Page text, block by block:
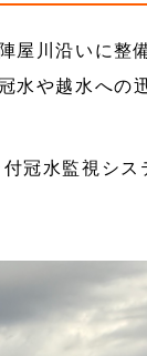
屋川沿いに整
水や越水への
冠水監視シス